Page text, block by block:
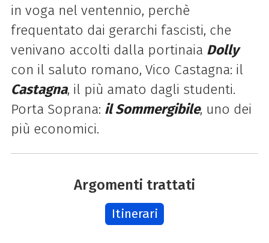
in voga nel ventennio, perchè
frequentato dai gerarchi fascisti, che
venivano accolti dalla portinaia Dolly
con il saluto romano, Vico Castagna: il
Castagna, il più amato dagli studenti.
Porta Soprana: il Sommergibile, uno dei
più economici.
Argomenti trattati
Itinerari